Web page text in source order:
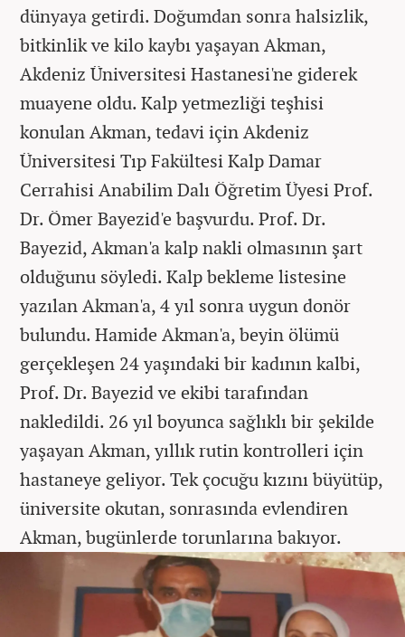
dünyaya getirdi. Doğumdan sonra halsizlik,
bitkinlik ve kilo kaybı yaşayan Akman,
Akdeniz Üniversitesi Hastanesi'ne giderek
muayene oldu. Kalp yetmezliği teşhisi
konulan Akman, tedavi için Akdeniz
Üniversitesi Tıp Fakültesi Kalp Damar
Cerrahisi Anabilim Dalı Öğretim Üyesi Prof.
Dr. Ömer Bayezid'e başvurdu. Prof. Dr.
Bayezid, Akman'a kalp nakli olmasının şart
olduğunu söyledi. Kalp bekleme listesine
yazılan Akman'a, 4 yıl sonra uygun donör
bulundu. Hamide Akman'a, beyin ölümü
gerçekleşen 24 yaşındaki bir kadının kalbi,
Prof. Dr. Bayezid ve ekibi tarafından
nakledildi. 26 yıl boyunca sağlıklı bir şekilde
yaşayan Akman, yıllık rutin kontrolleri için
hastaneye geliyor. Tek çocuğu kızını büyütüp,
üniversite okutan, sonrasında evlendiren
Akman, bugünlerde torunlarına bakıyor.